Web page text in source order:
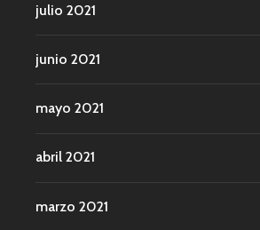
julio 2021
junio 2021
mayo 2021
abril 2021
marzo 2021